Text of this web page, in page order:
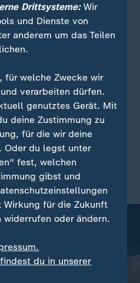
Drittsysteme:Wir
und Dienste von
anderem um das Teilen
für welche Zwecke wir
verarbeiten dürfen.
genutztes Gerät. Mit
deine Zustimmung zu
für die wir deine
Oder du legst unter
fest, welchen
gibst und
für die Zukunft
oder ändern.
du in unserer